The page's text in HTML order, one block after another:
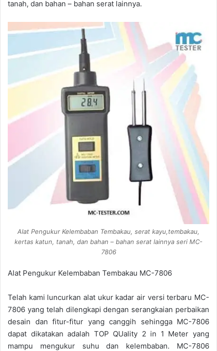
tanah, dan bahan – bahan serat lainnya.
Alat Pengukur Kelembaban Tembakau, serat kayu,tembakau,
kertas katun, tanah, dan bahan – bahan serat lainnya seri MC-
7806
Alat Pengukur Kelembaban Tembakau MC-7806
Telah kami luncurkan alat ukur kadar air versi terbaru MC-
7806 yang telah dilengkapi dengan serangkaian perbaikan
desain dan fitur-fitur yang canggih sehingga MC-7806
dapat dikatakan adalah TOP QUality 2 in 1 Meter yang
mampu mengukur suhu dan kelembaban. MC-7806